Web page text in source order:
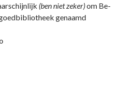
(ben niet zeker)om Be-
genaamd